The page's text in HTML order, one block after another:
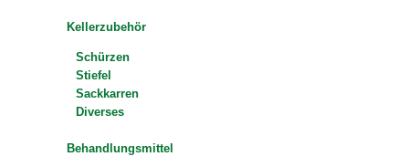
Kellerzubehör
Schürzen
Stiefel
Sackkarren
Diverses
Behandlungsmittel